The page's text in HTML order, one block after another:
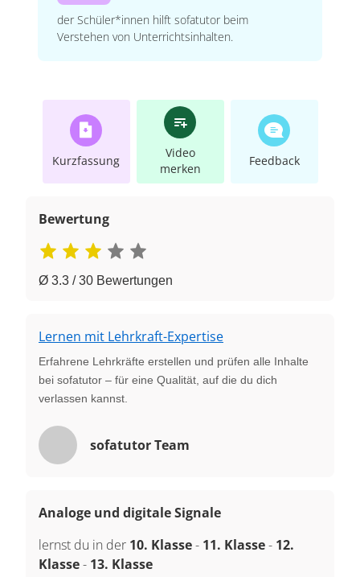
der Schüler*innen hilft sofatutor beim
Verstehen von Unterrichtsinhalten.
Kurzfassung
Video
merken
Feedback
Bewertung
Ø 3.3 / 30 Bewertungen
Lernen mit Lehrkraft-Expertise
Erfahrene Lehrkräfte erstellen und prüfen alle Inhalte
bei sofatutor – für eine Qualität, auf die du dich
verlassen kannst.
sofatutor Team
Analoge und digitale Signale
lernst du in der 10. Klasse- 11. Klasse- 12.
Klasse- 13. Klasse